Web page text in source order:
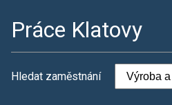
Práce Klatovy
Hledat zaměstnání